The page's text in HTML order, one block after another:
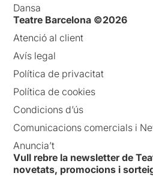
Dansa
Teatre Barcelona ©2026
Atenció al client
Avís legal
Política de privacitat
Política de cookies
Condicions d’ús
Comunicacions comercials i
Anuncia’t
Vull rebre la newsletter de
novetats, promocions i